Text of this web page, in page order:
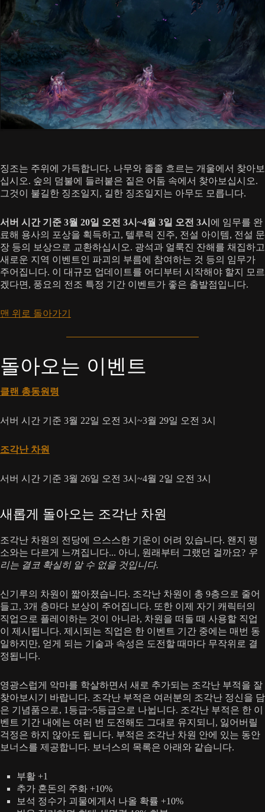
징조는 주위에 가득합니다. 나무와 졸졸 흐르는 개울에서 찾아보
십시오. 숲의 덤불에 들러붙은 짙은 어둠 속에서 찾아보십시오.
그것이 불길한 징조일지, 길한 징조일지는 아무도 모릅니다.
서버 시간 기준 3월 20일 오전 3시~4월 3일 오전 3시 에 임무를 완
료해 용사의 포상을 획득하고, 텔루릭 진주, 전설 아이템, 전설 문
장 등의 보상으로 교환하십시오. 광석과 얼룩진 잔해를 채집하고
새로운 지역 이벤트인 파괴의 부름에 참여하는 것 등의 임무가
주어집니다. 이 대규모 업데이트를 어디부터 시작해야 할지 모르
겠다면, 풍요의 전조 특정 기간 이벤트가 좋은 출발점입니다.
맨 위로 돌아가기
돌아오는 이벤트
클랜 총동원령
서버 시간 기준 3월 22일 오전 3시~3월 29일 오전 3시
조각난 차원
서버 시간 기준 3월 26일 오전 3시~4월 2일 오전 3시
새롭게 돌아오는 조각난 차원
조각난 차원의 전당에 으스스한 기운이 어려 있습니다. 왠지 평
소와는 다르게 느껴집니다... 아니, 원래부터 그랬던 걸까요? 우
리는 결코 확실히 알 수 없을 것입니다.
신기루의 차원이 짧아졌습니다. 조각난 차원이 총 9층으로 줄어
들고, 3개 층마다 보상이 주어집니다. 또한 이제 자기 캐릭터의
직업으로 플레이하는 것이 아니라, 차원을 떠돌 때 사용할 직업
이 제시됩니다. 제시되는 직업은 한 이벤트 기간 중에는 매번 동
일하지만, 얻게 되는 기술과 속성은 도전할 때마다 무작위로 결
정됩니다.
영광스럽게 악마를 학살하면서 새로 추가되는 조각난 부적을 잘
찾아보시기 바랍니다. 조각난 부적은 여러분의 조각난 정신을 담
은 기념품으로, 1등급~5등급으로 나뉩니다. 조각난 부적은 한 이
벤트 기간 내에는 여러 번 도전해도 그대로 유지되니, 잃어버릴
걱정은 하지 않아도 됩니다. 부적은 조각난 차원 안에 있는 동안
보너스를 제공합니다. 보너스의 목록은 아래와 같습니다.
부활 +1
추가 혼돈의 주화 +10%
보석 정수가 괴물에게서 나올 확률 +10%